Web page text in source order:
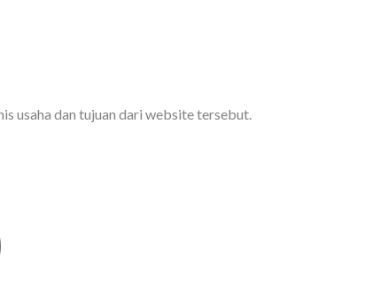
usaha dan tujuan dari website tersebut.